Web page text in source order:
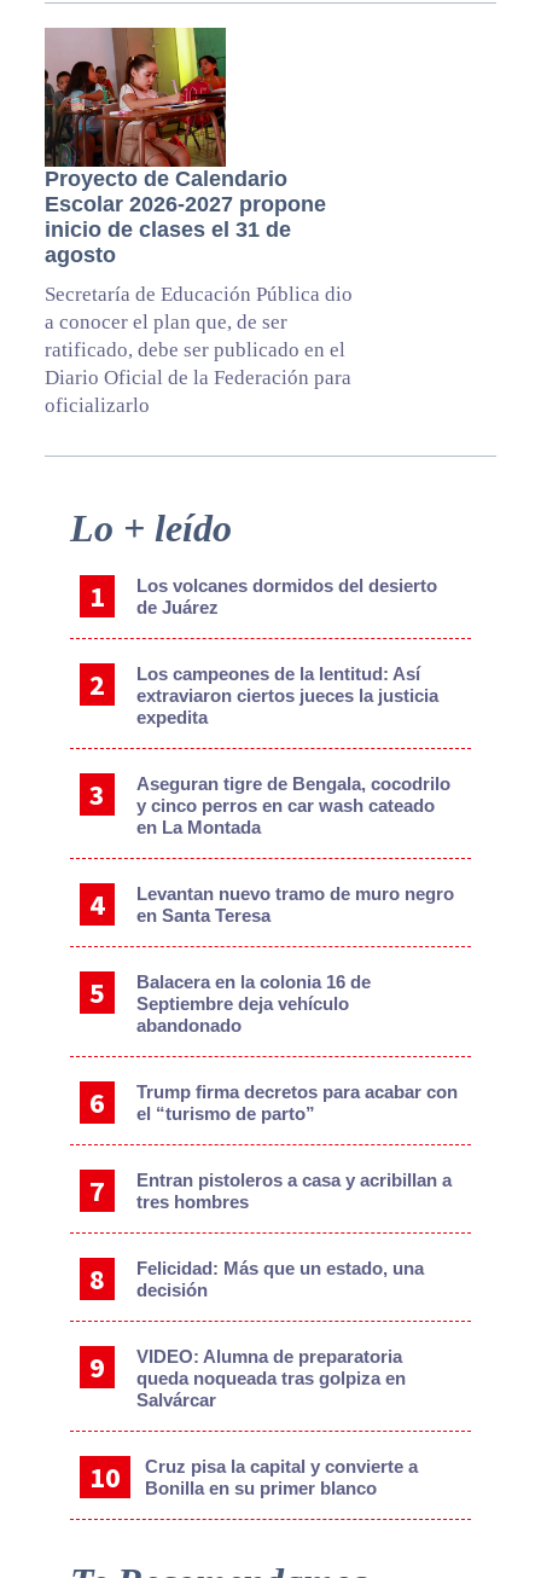
Proyecto de Calendario
Escolar 2026-2027 propone
inicio de clases el 31 de
agosto
Secretaría de Educación Pública dio
a conocer el plan que, de ser
ratificado, debe ser publicado en el
Diario Oficial de la Federación para
oficializarlo
Primary
Lo + leído
Los volcanes dormidos del desierto
de Juárez
Los campeones de la lentitud: Así
extraviaron ciertos jueces la justicia
expedita
Aseguran tigre de Bengala, cocodrilo
y cinco perros en car wash cateado
en La Montada
Levantan nuevo tramo de muro negro
en Santa Teresa
Balacera en la colonia 16 de
Septiembre deja vehículo
abandonado
Trump firma decretos para acabar con
el “turismo de parto”
Entran pistoleros a casa y acribillan a
tres hombres
Felicidad: Más que un estado, una
decisión
VIDEO: Alumna de preparatoria
queda noqueada tras golpiza en
Salvárcar
Cruz pisa la capital y convierte a
Bonilla en su primer blanco